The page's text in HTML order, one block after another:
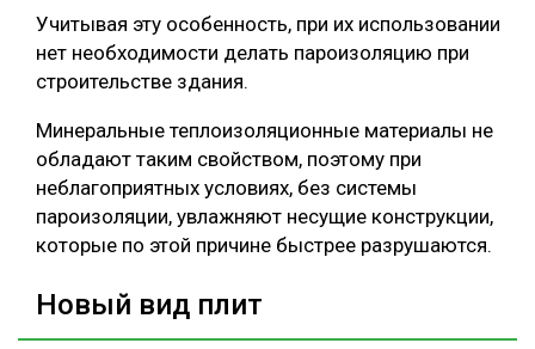
Учитывая эту особенность, при их использовании
нет необходимости делать пароизоляцию при
строительстве здания.
Минеральные теплоизоляционные материалы не
обладают таким свойством, поэтому при
неблагоприятных условиях, без системы
пароизоляции, увлажняют несущие конструкции,
которые по этой причине быстрее разрушаются.
Новый вид плит